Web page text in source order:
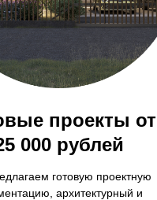
проекты от
000 рублей
готовую проектную
архитектурный и